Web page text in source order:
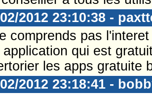
2012 23:10:38 -
comprends pas
application qui est
les apps gratuite
2012 23:18:41 -